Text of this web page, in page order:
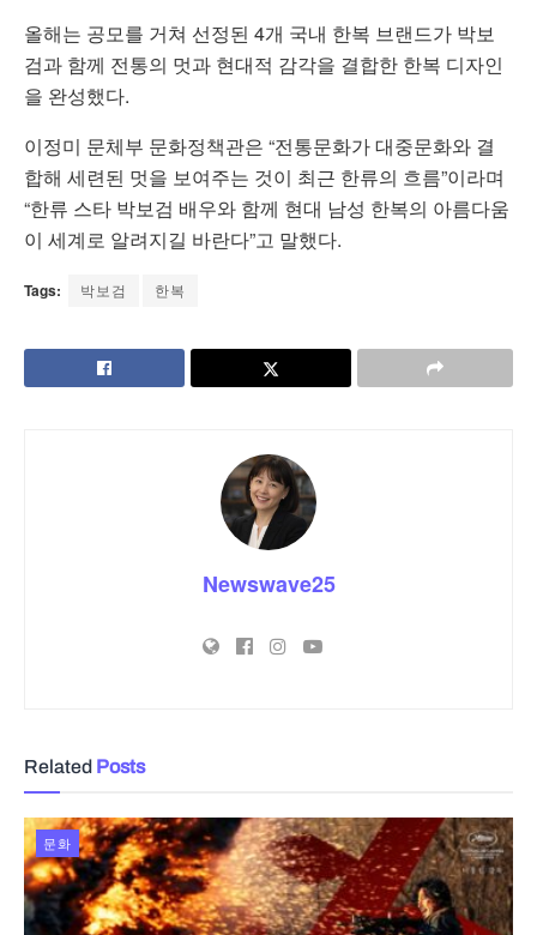
올해는 공모를 거쳐 선정된 4개 국내 한복 브랜드가 박보
검과 함께 전통의 멋과 현대적 감각을 결합한 한복 디자인
을 완성했다.
이정미 문체부 문화정책관은 “전통문화가 대중문화와 결
합해 세련된 멋을 보여주는 것이 최근 한류의 흐름”이라며
“한류 스타 박보검 배우와 함께 현대 남성 한복의 아름다움
이 세계로 알려지길 바란다”고 말했다.
Tags: 박보검 한복
Newswave25
Related Posts
문화